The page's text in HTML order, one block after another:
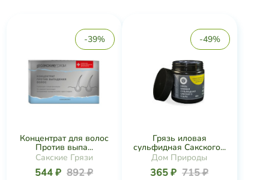
-39%
Концентрат для волос
Против выпа...
Сакские Грязи
544 ₽ 892 ₽
-49%
Грязь иловая
сульфидная Сакского...
Дом Природы
365 ₽ 715 ₽